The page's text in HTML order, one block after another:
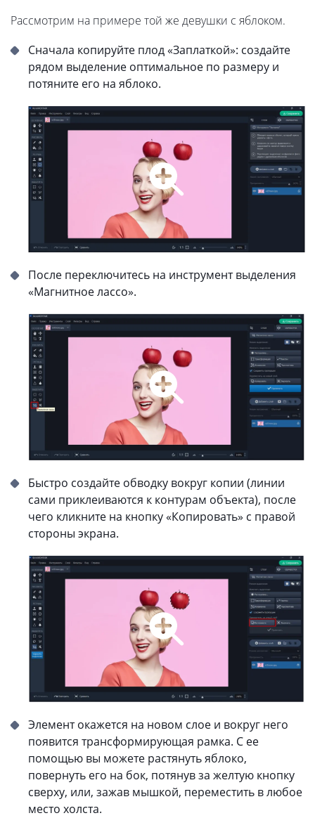
Рассмотрим на примере той же девушки с яблоком.
Сначала копируйте плод «Заплаткой»: создайте
рядом выделение оптимальное по размеру и
потяните его на яблоко.
После переключитесь на инструмент выделения
«Магнитное лассо».
Быстро создайте обводку вокруг копии (линии
сами приклеиваются к контурам объекта), после
чего кликните на кнопку «Копировать» с правой
стороны экрана.
Элемент окажется на новом слое и вокруг него
появится трансформирующая рамка. С ее
помощью вы можете растянуть яблоко,
повернуть его на бок, потянув за желтую кнопку
сверху, или, зажав мышкой, переместить в любое
место холста.